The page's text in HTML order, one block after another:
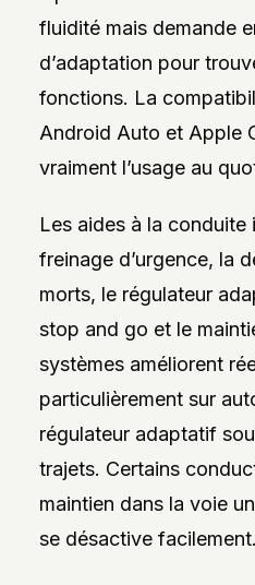
fluidité mais demande
d’adaptation pour
fonctions. La
Android Auto et Apple
vraiment l’usage au
Les aides à la conduite
freinage d’urgence, la
morts, le régulateur
stop and go et le
systèmes améliorent
particulièrement sur
régulateur adaptatif
trajets. Certains
maintien dans la voie
se désactive facilement.